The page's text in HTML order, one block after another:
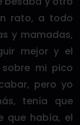
rato, a todo
y mamadas,
mejor y el
mi pico
pero yo
tenía que
que había, el